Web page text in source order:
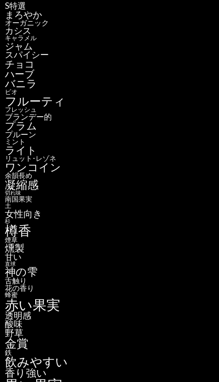
S特選
まろやか
オーガニック
カシス
キャラメル
ジャム
スパイシー
チョコ
ハーブ
バニラ
ビオ
フルーティ
フレッシュ
ブランデー的
プラム
プルーン
ミント
ライト
リュット･レゾネ
ワンコイン
余韻長め
凝縮感
切れ味
南国果実
土
女性向き
杉
樽香
煙草
燻製
甘い
直球
神の雫
舌触り
花の香り
蜂蜜
赤い果実
透明感
酸味
野草
金賞
鉄
飲みやすい
香り強い